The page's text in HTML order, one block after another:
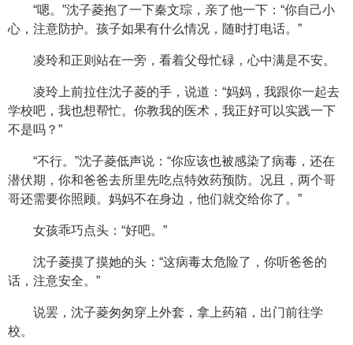
“嗯。”沈子菱抱了一下秦文琮，亲了他一下：“你自己小
心，注意防护。孩子如果有什么情况，随时打电话。”
凌玲和正则站在一旁，看着父母忙碌，心中满是不安。
凌玲上前拉住沈子菱的手，说道：“妈妈，我跟你一起去
学校吧，我也想帮忙。你教我的医术，我正好可以实践一下
不是吗？”
“不行。”沈子菱低声说：“你应该也被感染了病毒，还在
潜伏期，你和爸爸去所里先吃点特效药预防。况且，两个哥
哥还需要你照顾。妈妈不在身边，他们就交给你了。”
女孩乖巧点头：“好吧。”
沈子菱摸了摸她的头：“这病毒太危险了，你听爸爸的
话，注意安全。”
说罢，沈子菱匆匆穿上外套，拿上药箱，出门前往学
校。